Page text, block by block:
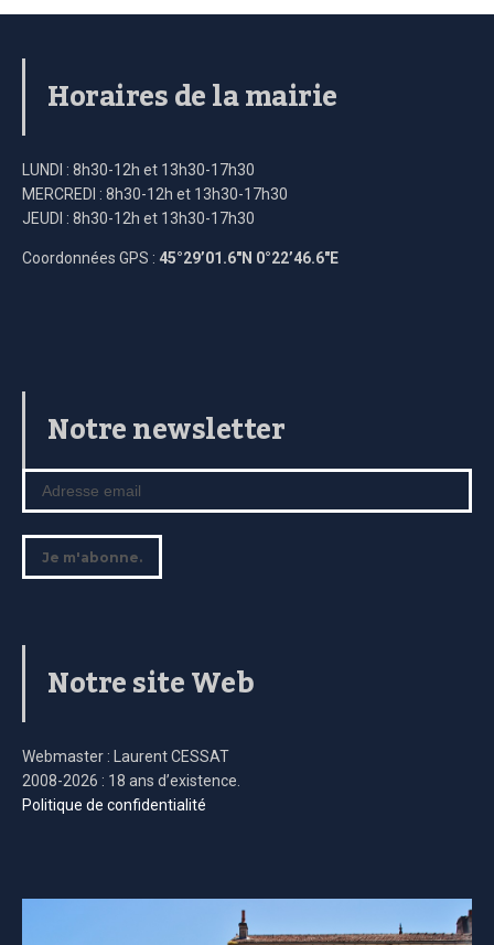
Horaires de la mairie
LUNDI : 8h30-12h et 13h30-17h30
MERCREDI : 8h30-12h et 13h30-17h30
JEUDI : 8h30-12h et 13h30-17h30
Coordonnées GPS : 45°29’01.6″N 0°22’46.6″E
Notre newsletter
Notre site Web
Webmaster : Laurent CESSAT
2008-2026 : 18 ans d’existence.
Politique de confidentialité